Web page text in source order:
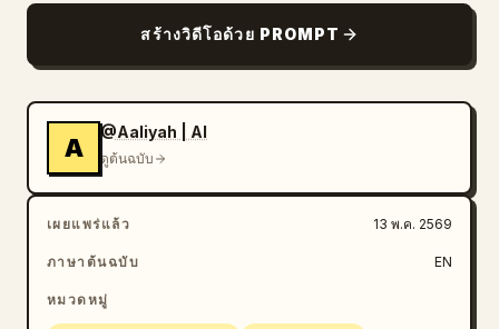
ลึกตื้น, เกรนฟิล์ม, หมอกแบบวอลูเมตริก
สร้างวิดีโอด้วย PROMPT
A
@Aaliyah | AI
ดูต้นฉบับ
เผยแพร่แล้ว 13 พ.ค. 2569
ภาษาต้นฉบับ EN
หมวดหมู่